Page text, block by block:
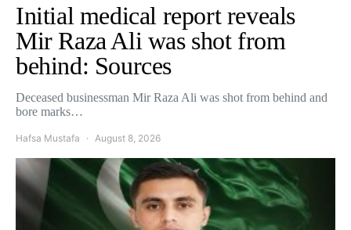
Initial medical report reveals
Mir Raza Ali was shot from
behind: Sources
Deceased businessman Mir Raza Ali was shot from behind and
bore marks…
Hafsa Mustafa August 8, 2026